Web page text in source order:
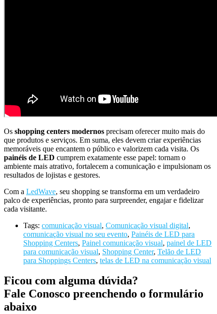
Os shopping centers modernos precisam oferecer muito mais do
que produtos e serviços. Em suma, eles devem criar experiências
memoráveis que encantem o público e valorizem cada visita. Os
painéis de LED cumprem exatamente esse papel: tornam o
ambiente mais atrativo, fortalecem a comunicação e impulsionam os
resultados de lojistas e gestores.
Com a LedWave, seu shopping se transforma em um verdadeiro
palco de experiências, pronto para surpreender, engajar e fidelizar
cada visitante.
Tags: comunicação visual, Comunicação visual digital,
comunicação visual no seu evento, Painéis de LED para
Shopping Centers, Painel comunicação visual, painel de LED
para comunicação visual, Shopping Center, Telão de LED
para Shoppings Centers, telas de LED na comunicação visual
Ficou com alguma dúvida?
Fale Conosco preenchendo o formulário
abaixo